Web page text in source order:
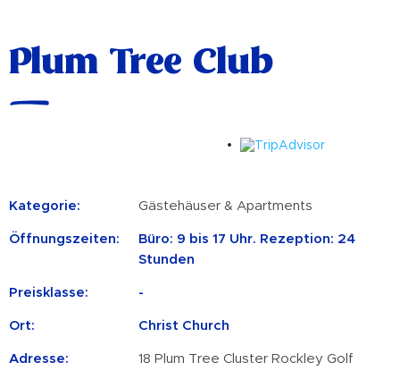
Plum Tree Club
Kategorie: Gästehäuser & Apartments
Öffnungszeiten:
Büro: 9 bis 17 Uhr. Rezeption: 24
Stunden
Preisklasse: -
Ort: Christ Church
Adresse:
18 Plum Tree Cluster Rockley Golf